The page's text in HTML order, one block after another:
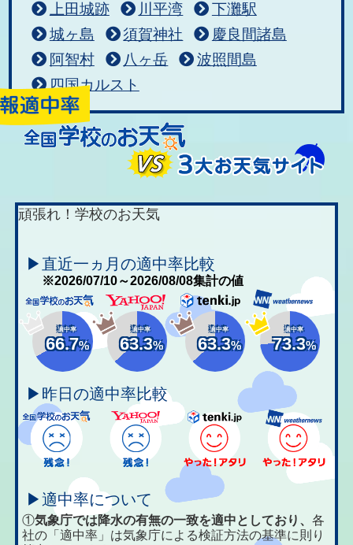
上田城跡
川平湾
下灘駅
城ヶ島
須賀神社
慶良間諸島
阿智村
八ヶ岳
波照間島
四国カルスト
頑張れ！学校のお天気
▶直近一ヵ月の適中率比較
※2026/07/10～2026/08/08集計の値
適中率
66.7%
適中率
63.3%
適中率
63.3%
適中率
73.3%
▶昨日の適中率比較
▶適中率について
①気象庁では降水の有無の一致を適中としており、各
社の「適中率」は気象庁による検証方法の基準に則り